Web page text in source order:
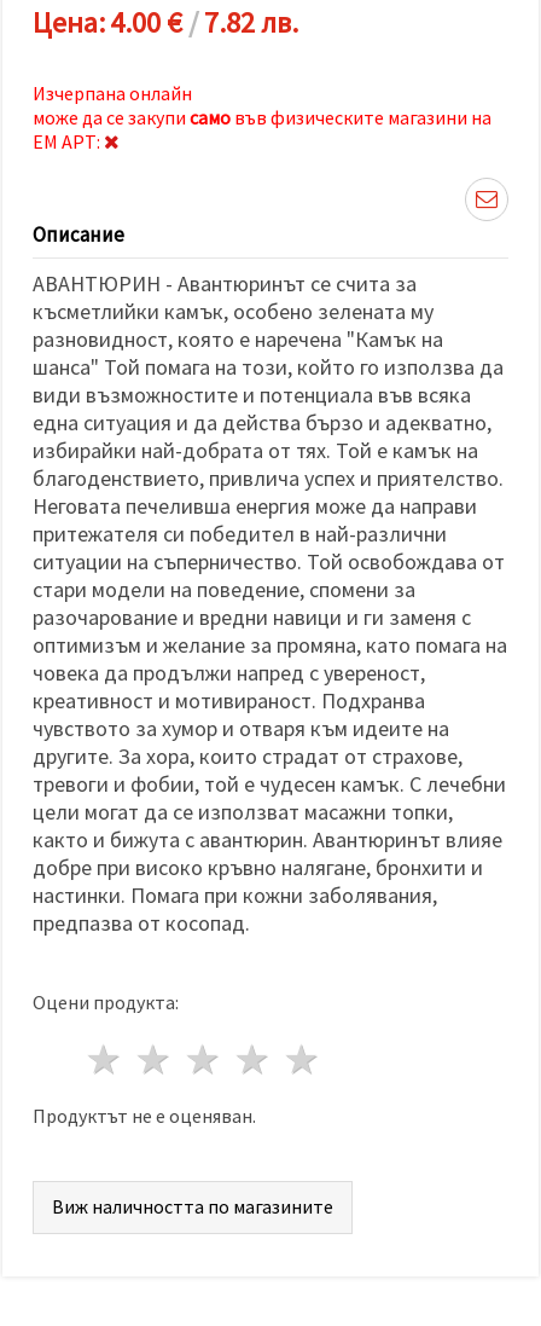
всички
"бисквитки"
"Приеми
или да
посочиш
като
избереш
дадения
и кликнеш
бутона
Приеми
всички
Настройки
на
бисквитките
Цена:4.00 €/7.82 лв.
Изчерпана онлайн
може да се закупи само във физическите магазини на
ЕМ АРТ:
Описание
АВАНТЮРИН - Авантюринът се счита за
късметлийки камък, особено зелената му
разновидност, която е наречена "Камък на
шанса" Той помага на този, който го използва да
види възможностите и потенциала във всяка
една ситуация и да действа бързо и адекватно,
избирайки най-добрата от тях. Той е камък на
благоденствието, привлича успех и приятелство.
Неговата печеливша енергия може да направи
притежателя си победител в най-различни
ситуации на съперничество. Той освобождава от
стари модели на поведение, спомени за
разочарование и вредни навици и ги заменя с
оптимизъм и желание за промяна, като помага на
човека да продължи напред с увереност,
креативност и мотивираност. Подхранва
чувството за хумор и отваря към идеите на
другите. За хора, които страдат от страхове,
тревоги и фобии, той е чудесен камък. С лечебни
цели могат да се използват масажни топки,
както и бижута с авантюрин. Авантюринът влияе
добре при високо кръвно налягане, бронхити и
настинки. Помага при кожни заболявания,
предпазва от косопад.
Оцени продукта:
4 звезди
3 звезди
2 звезди
1 звезда
Продуктът не е оценяван.
Виж наличността по магазините